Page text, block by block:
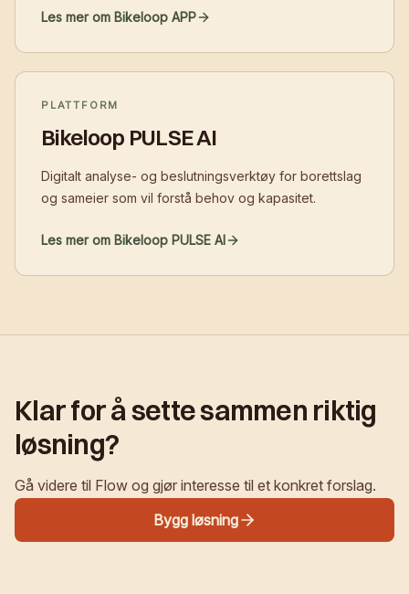
Les mer om Bikeloop APP
PLATTFORM
Bikeloop PULSE AI
Digitalt analyse- og beslutningsverktøy for borettslag
og sameier som vil forstå behov og kapasitet.
Les mer om Bikeloop PULSE AI
Klar for å sette sammen riktig
løsning?
Gå videre til Flow og gjør interesse til et konkret forslag.
Bygg løsning